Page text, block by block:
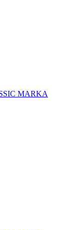
MARKA